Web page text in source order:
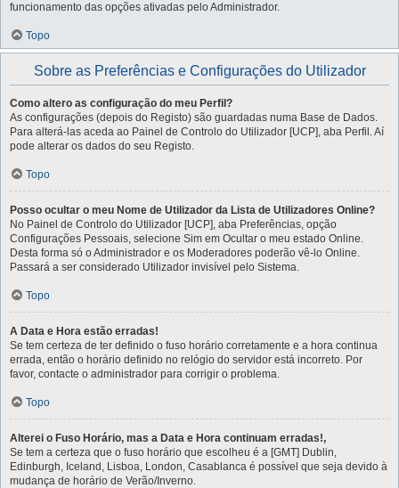
funcionamento das opções ativadas pelo Administrador.
Topo
Sobre as Preferências e Configurações do Utilizador
Como altero as configuração do meu Perfil?
As configurações (depois do Registo) são guardadas numa Base de Dados.
Para alterá-las aceda ao Painel de Controlo do Utilizador [UCP], aba Perfil. Aí
pode alterar os dados do seu Registo.
Topo
Posso ocultar o meu Nome de Utilizador da Lista de Utilizadores Online?
No Painel de Controlo do Utilizador [UCP], aba Preferências, opção
Configurações Pessoais, selecione Sim em Ocultar o meu estado Online.
Desta forma só o Administrador e os Moderadores poderão vê-lo Online.
Passará a ser considerado Utilizador invisível pelo Sistema.
Topo
A Data e Hora estão erradas!
Se tem certeza de ter definido o fuso horário corretamente e a hora continua
errada, então o horário definido no relógio do servidor está incorreto. Por
favor, contacte o administrador para corrigir o problema.
Topo
Alterei o Fuso Horário, mas a Data e Hora continuam erradas!,
Se tem a certeza que o fuso horário que escolheu é a [GMT] Dublin,
Edinburgh, Iceland, Lisboa, London, Casablanca é possível que seja devido à
mudança de horário de Verão/Inverno.